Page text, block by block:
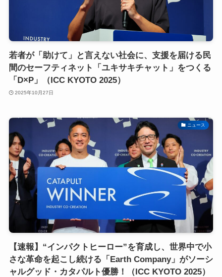
若者が「助けて」と言えない社会に、支援を届ける民
間のセーフティネット「ユキサキチャット」をつくる
「D×P」（ICC KYOTO 2025）
2025年10月27日
ニュース
【速報】“インパクトヒーロー”を育成し、世界中で小
さな革命を起こし続ける「Earth Company」がソーシ
ャルグッド・カタパルト優勝！（ICC KYOTO 2025）